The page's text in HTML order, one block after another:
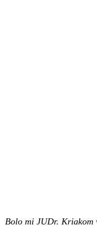
Bolo mi JUDr. Kriakom